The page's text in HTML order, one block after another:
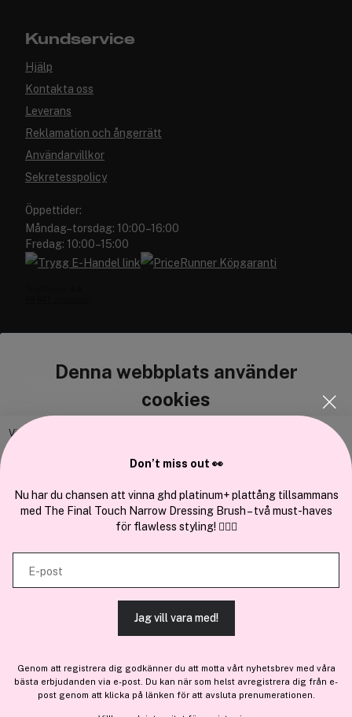
Denna webbplats använder
cookies
Vi använder enhetsidentifierare för att anpassa innehållet och
och annan information från din enhet till de sociala medier och annons-
och analysföretag som vi samarbetar med. Dessa kan i sin tur
kombinera informationen med annan information som du har
tillhandahållit eller som de har samlat in när du har använt deras
tjänster.
TILLÅT ALLA COOKIES
VISA DETALJER
Kundservice
Hjälp
Kontakta oss
Leverans
Reklamation och ångerrätt
Användarvillkor
Sekretesspolicy
Öppettider:
Måndag–torsdag: 10:00–16:00
Fredag: 10:00–15:00
Cocopanda.se
En del avBrandsdal Group AS
Don’t miss out 👀
Nu har du chansen att vinna ghd platinum+ plattång tillsammans
med The Final Touch Narrow Dressing Brush – två must-haves
för flawless styling! 💇‍♀️✨
E-post
Jag vill vara med!
Genom att registrera dig godkänner du att motta vårt nyhetsbrev med våra
bästa erbjudanden via e-post. Du kan när som helst avregistrera dig från e-
post genom att klicka på länken för att avsluta prenumerationen.